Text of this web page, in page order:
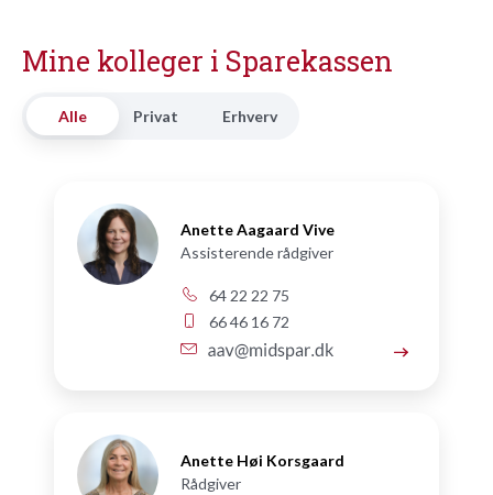
Mine kolleger i Sparekassen
Alle Privat Erhverv
Anette Aagaard Vive
Assisterende rådgiver
64 22 22 75
66 46 16 72
Anette Høi Korsgaard
Rådgiver